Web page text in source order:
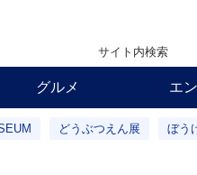
サイト内検索
グルメ エ
どうぶつえん展 ぼう